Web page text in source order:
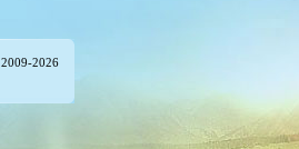
, 2009-2026